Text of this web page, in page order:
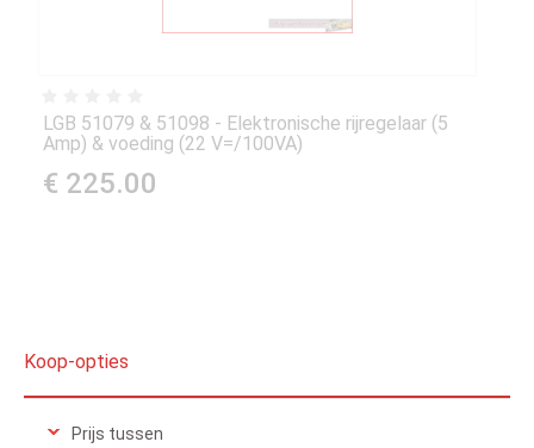
Koop-opties
Prijs tussen
LGB 51079 & 51098 - Elektronische rijregelaar (5
Amp) & voeding (22 V=/100VA)
€ 225.00